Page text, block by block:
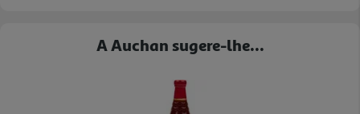
A Auchan sugere-lhe...